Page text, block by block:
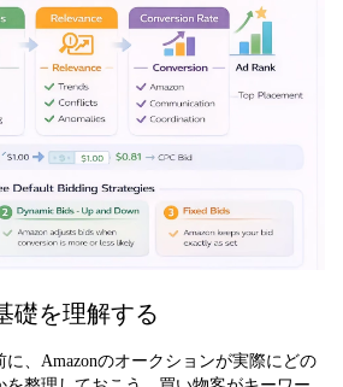
礎を理解する
、Amazonのオークションが実際にどの